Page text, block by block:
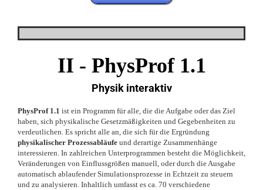
II - PhysProf 1.1
Physik interaktiv
PhysProf 1.1 ist ein Programm für alle, die die Aufgabe oder das Ziel
haben, sich physikalische Gesetzmäßigkeiten und Gegebenheiten zu
verdeutlichen. Es spricht alle an, die sich für die Ergründung
physikalischer Prozessabläufe und derartige Zusammenhänge
interessieren. In zahlreichen Unterprogrammen besteht die Möglichkeit,
Veränderungen von Einflussgrößen manuell, oder durch die Ausgabe
automatisch ablaufender Simulationsprozesse in Echtzeit zu steuern
und zu analysieren. Inhaltlich umfasst es ca. 70 verschiedene